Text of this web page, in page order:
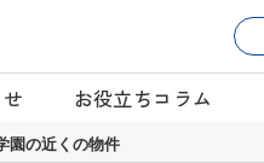
お役立ちコラム
園の近くの物件